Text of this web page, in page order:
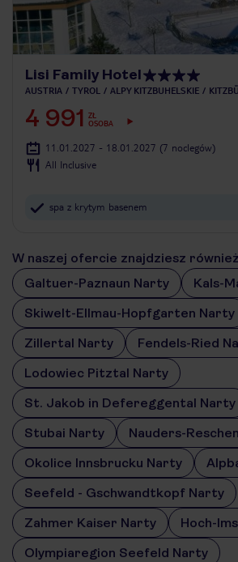
Lisi Family Hotel
AUSTRIA TYROL ALPY KITZBUHELSKIE
4 991
ZŁ
OSOBA
11.01.2027 - 18.01.2027 (7 noclegów)
All Inclusive
spa z krytym basenem
W naszej ofercie znajdziesz
Galtuer-Paznaun Narty
Kals-
Skiwelt-Ellmau-Hopfgarten Narty
Zillertal Narty
Fendels-Ried
Lodowiec Pitztal Narty
St. Jakob in Defereggental Narty
Stubai Narty
Nauders-
Okolice Innsbrucku Narty
Seefeld - Gschwandtkopf Narty
Zahmer Kaiser Narty
Hoch-
Olympiaregion Seefeld Narty